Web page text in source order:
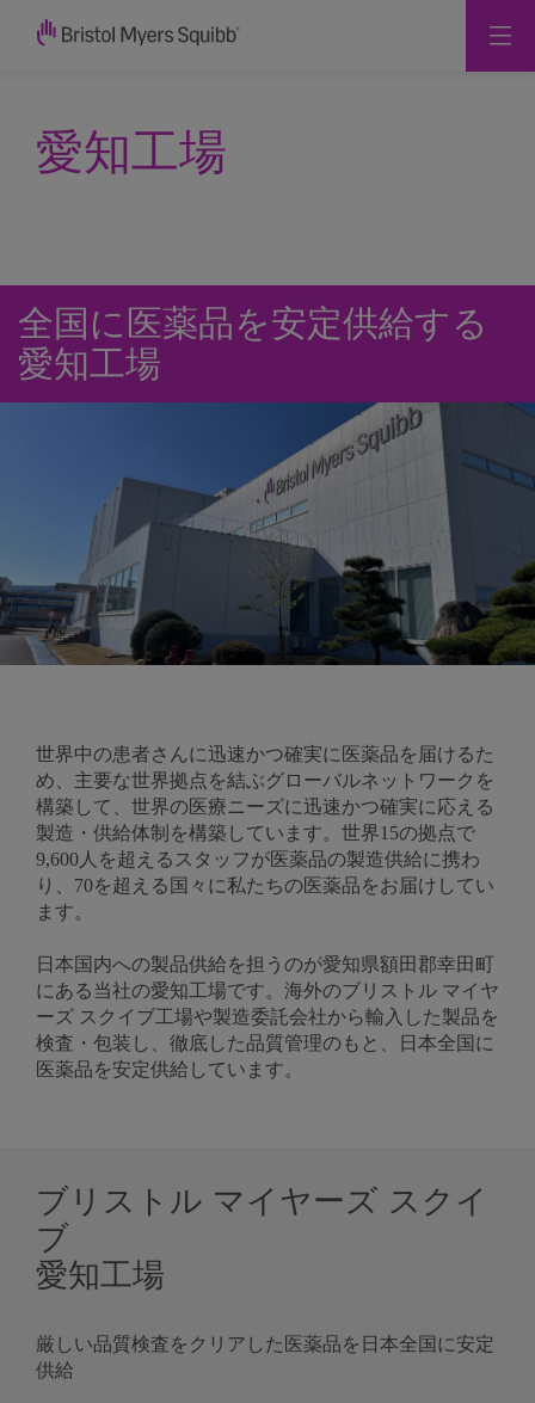
愛知工場
全国に医薬品を安定供給する
愛知工場
世界中の患者さんに迅速かつ確実に医薬品を届けるた
め、主要な世界拠点を結ぶグローバルネットワークを
構築して、世界の医療ニーズに迅速かつ確実に応える
製造・供給体制を構築しています。世界15の拠点で
9,600人を超えるスタッフが医薬品の製造供給に携わ
り、70を超える国々に私たちの医薬品をお届けしてい
ます。
日本国内への製品供給を担うのが愛知県額田郡幸田町
にある当社の愛知工場です。海外のブリストル マイヤ
ーズ スクイブ工場や製造委託会社から輸入した製品を
検査・包装し、徹底した品質管理のもと、日本全国に
医薬品を安定供給しています。
ブリストル マイヤーズ スクイ
ブ
愛知工場
厳しい品質検査をクリアした医薬品を日本全国に安定
供給